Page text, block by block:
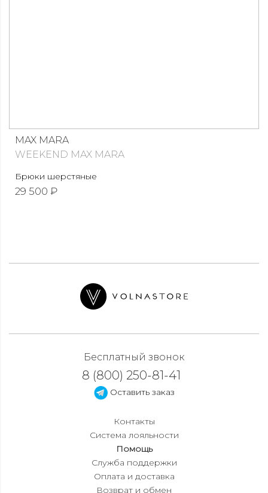
MAX MARA
WEEKEND MAX MARA
Брюки шерстяные
29 500 ₽
Бесплатный звонок
8 (800) 250-81-41
Оставить заказ
Контакты
Система лояльности
Помощь
Служба поддержки
Оплата и доставка
Возврат и обмен